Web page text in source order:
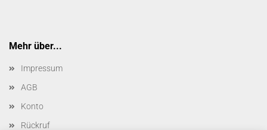
Mehr über...
Impressum
AGB
Konto
Rückruf